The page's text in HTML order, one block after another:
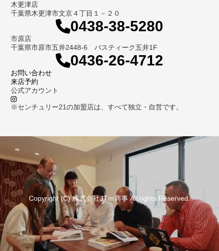
木更津店
千葉県木更津市文京４丁目１－２０
0438-38-5280
市原店
千葉県市原市五井2448-6 パスティーク五井1F
0436-26-4712
お問い合わせ
来店予約
公式アカウント
※センチュリー21の加盟店は、すべて独立・自営です。
Copyright (C) 株式会社JTｍ商事 All rights Reserved.